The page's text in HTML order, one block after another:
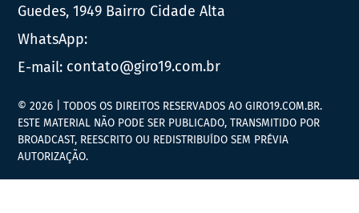
Guedes, 1949 Bairro Cidade Alta
WhatsApp:
E-mail: contato@giro19.com.br
© 2026 | TODOS OS DIREITOS RESERVADOS AO GIRO19.COM.BR.
ESTE MATERIAL NÃO PODE SER PUBLICADO, TRANSMITIDO POR
BROADCAST, REESCRITO OU REDISTRIBUÍDO SEM PRÉVIA
AUTORIZAÇÃO.